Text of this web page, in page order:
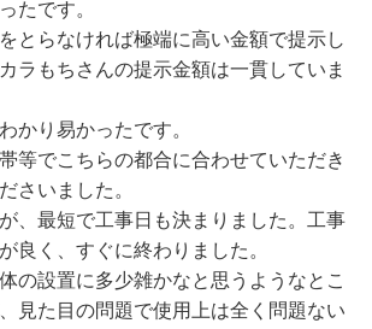
たです。
とらなければ極端に高い金額で提示し
ラもちさんの提示金額は一貫していま
かり易かったです。
等でこちらの都合に合わせていただき
さいました。
、最短で工事日も決まりました。工事
良く、すぐに終わりました。
の設置に多少雑かなと思うようなとこ
見た目の問題で使用上は全く問題ない